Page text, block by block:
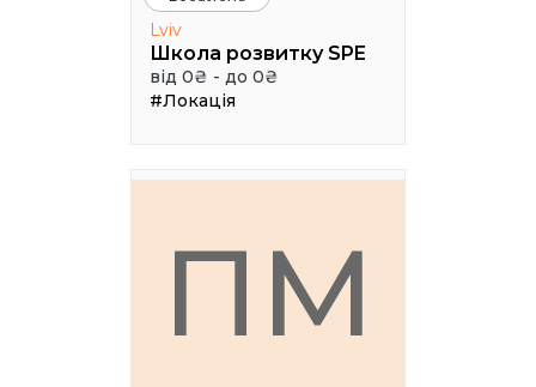
Lviv
Школа розвитку SPE
від 0₴ - до 0₴
#Локація
ПМ